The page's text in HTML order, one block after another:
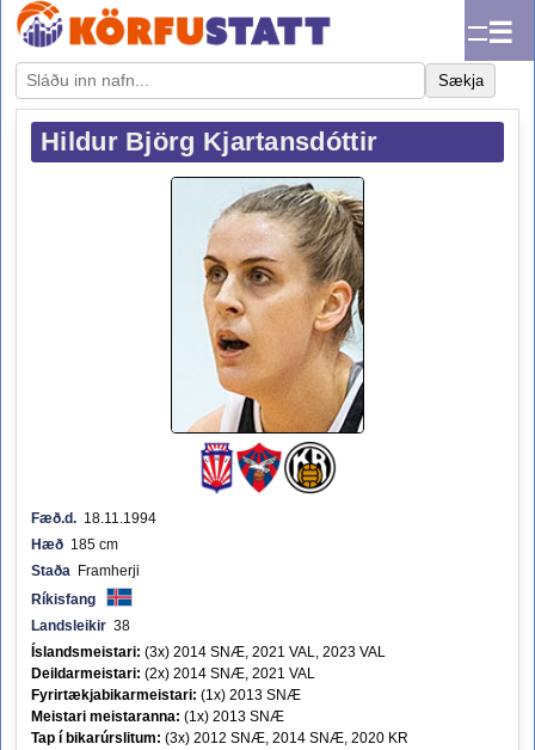
☰
Sækja
Hildur Björg Kjartansdóttir
Fæð.d. 18.11.1994
Hæð 185 cm
Staða Framherji
Ríkisfang
Landsleikir 38
Íslandsmeistari: (3x) 2014 SNÆ, 2021 VAL, 2023 VAL
Deildarmeistari: (2x) 2014 SNÆ, 2021 VAL
Fyrirtækjabikarmeistari: (1x) 2013 SNÆ
Meistari meistaranna: (1x) 2013 SNÆ
Tap í bikarúrslitum: (3x) 2012 SNÆ, 2014 SNÆ, 2020 KR